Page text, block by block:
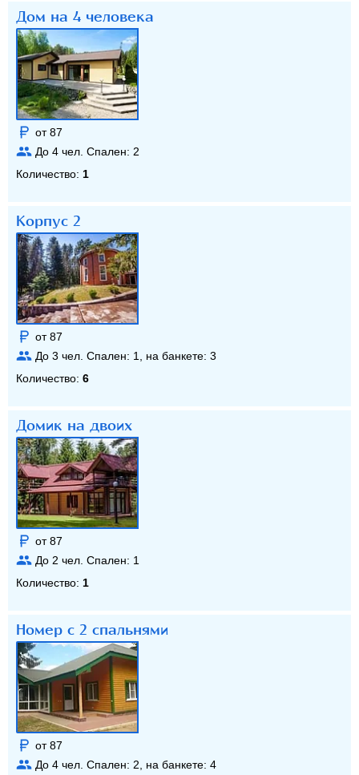
Дом на 4 человека
от 87
До 4 чел. Спален: 2
Количество: 1
Корпус 2
от 87
До 3 чел. Спален: 1 , на банкете: 3
Количество: 6
Домик на двоих
от 87
До 2 чел. Спален: 1
Количество: 1
Номер с 2 спальнями
от 87
До 4 чел. Спален: 2 , на банкете: 4